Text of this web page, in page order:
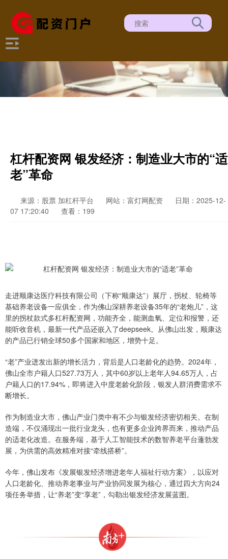
杠杆配资网 银发经济：制造业大市的“适
老”革命
来源：股票 加杠杆平台 网站：富灯网配资
日期：2025-12-
07 17:20:40
查看：199
走进顺康达医疗科技有限公司（下称“顺康达”）展厅，拐杖、轮椅等
基础养老设备一应俱全，作为佛山深耕养老设备35年的“老炮儿”，这
里的拐杖款式多杠杆配资网，功能齐全，能测血氧、定位和报警，还
能听收音机，最新一代产品还嵌入了deepseek。从佛山出发，顺康达
的产品已行销全球50多个国家和地区，增势十足。
“老”产业迸发出新的增长活力，背后是人口老龄化的趋势。2024年，
佛山全市户籍人口527.73万人，其中60岁以上老年人94.65万人，占
户籍人口的17.94%，即将进入中度老龄化阶段，银发人群消费需求不
断增长。
作为制造业大市，佛山产业门类中有不少与银发经济密切相关。在制
造端，不仅涌现出一批行业龙头，也有更多企业跨界而来，推动产品
的适老化改造。在服务端，基于人工智能技术的数智养老平台蓬勃发
展，为供需的高效精准对接“牵线搭桥”。
今年，佛山发布《发展银发经济增进老年人福祉行动方案》，以应对
人口老龄化、推动养老事业与产业协同发展为核心，通过四大方向24
项任务举措，让“养老”变“享老”，勾勒出银发经济发展蓝图。